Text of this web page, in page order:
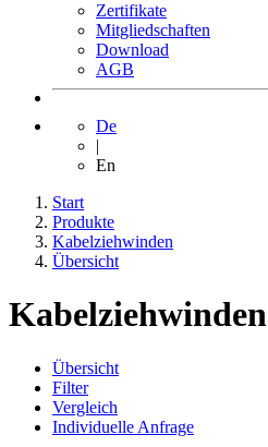
Zertifikate
Mitgliedschaften
Download
AGB
De
|
En
Start
Produkte
Kabelziehwinden
Übersicht
Kabelziehwinden
Übersicht
Filter
Vergleich
Individuelle Anfrage